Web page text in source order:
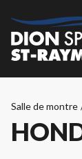
Salle de montre